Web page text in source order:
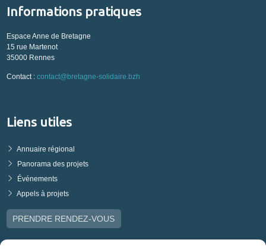
Informations pratiques
Espace Anne de Bretagne
15 rue Martenot
35000 Rennes
Contact : contact@bretagne-solidaire.bzh
Liens utiles
Annuaire régional
Panorama des projets
Événements
Appels à projets
PRENDRE RENDEZ-VOUS